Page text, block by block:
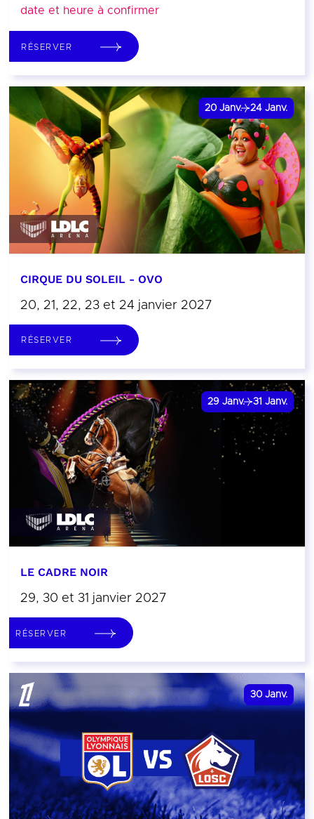
date et heure à confirmer
RÉSERVER
20 Janv. 24 Janv.
CIRQUE DU SOLEIL - OVO
20, 21, 22, 23 et 24 janvier 2027
RÉSERVER
29 Janv. 31 Janv.
LE CADRE NOIR
29, 30 et 31 janvier 2027
RÉSERVER
30 Janv.